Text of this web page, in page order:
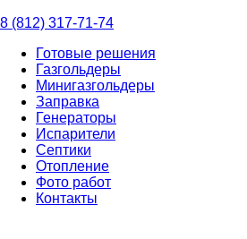
8 (812) 317-71-74
Готовые решения
Газгольдеры
Минигазгольдеры
Заправка
Генераторы
Испарители
Септики
Отопление
Фото работ
Контакты